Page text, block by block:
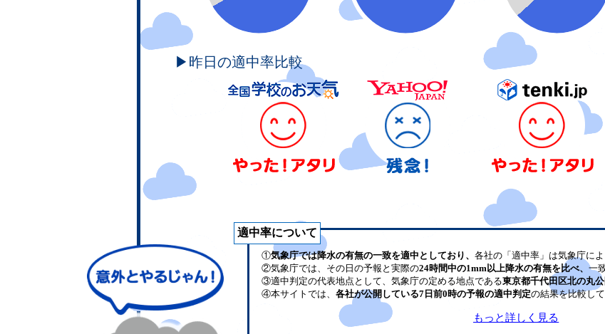
▶昨日の適中率比較
適中率について
①気象庁では降水の有無の一致を適中としており、 各社の「適中率」は気象庁に
②気象庁では、その日の予報と実際の24時間中の1mm以上降水の有無を比べ、 一
③適中判定の代表地点として、気象庁の定める地点である東京都千代田区北の丸公
④本サイトでは、 各社が公開している7日前0時の予報の適中判定の結果を比較して
もっと詳しく見る